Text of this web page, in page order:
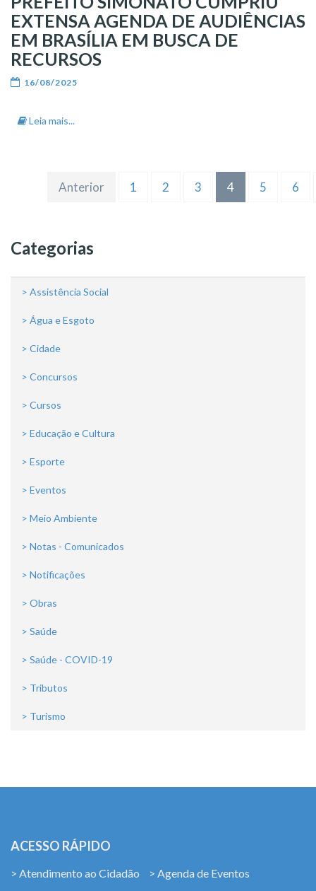
EXTENSA AGENDA DE AUDIÊNCIAS
EM BRASÍLIA EM BUSCA DE
RECURSOS
16/08/2025
Leia mais...
Anterior 1 2 3 4 5 6
Categorias
> Assistência Social
> Água e Esgoto
> Cidade
> Concursos
> Cursos
> Educação e Cultura
> Esporte
> Eventos
> Meio Ambiente
> Notas - Comunicados
> Notificações
> Obras
> Saúde
> Saúde - COVID-19
> Tributos
> Turismo
ACESSO RÁPIDO
> Atendimento ao Cidadão
> Agenda de Eventos